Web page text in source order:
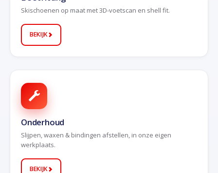
Skischoenen op maat met 3D-voetscan en shell fit.
BEKIJK
Onderhoud
Slijpen, waxen & bindingen afstellen, in onze eigen
werkplaats.
BEKIJK